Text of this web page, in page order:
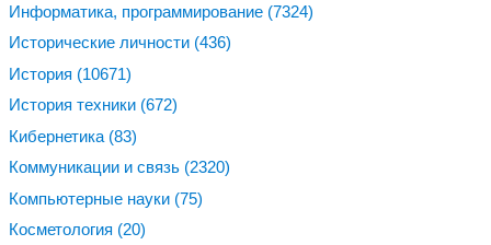
Информатика, программирование (7324)
Исторические личности (436)
История (10671)
История техники (672)
Кибернетика (83)
Коммуникации и связь (2320)
Компьютерные науки (75)
Косметология (20)